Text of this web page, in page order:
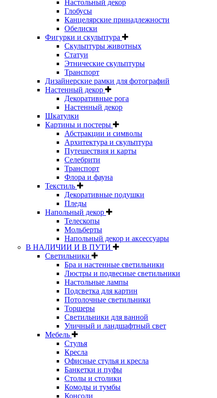
Настольный декор
Глобусы
Канцелярские принадлежности
Обелиски
Фигурки и скульптура
Скульптуры животных
Статуи
Этнические скульптуры
Транспорт
Дизайнерские рамки для фотографий
Настенный декор
Декоративные рога
Настенный декор
Шкатулки
Картины и постеры
Абстракции и символы
Архитектура и скульптура
Путешествия и карты
Селебрити
Транспорт
Флора и фауна
Текстиль
Декоративные подушки
Пледы
Напольный декор
Телескопы
Мольберты
Напольный декор и аксессуары
В НАЛИЧИИ И В ПУТИ
Светильники
Бра и настенные светильники
Люстры и подвесные светильники
Настольные лампы
Подсветка для картин
Потолочные светильники
Торшеры
Светильники для ванной
Уличный и ландшафтный свет
Мебель
Стулья
Кресла
Офисные стулья и кресла
Банкетки и пуфы
Столы и столики
Комоды и тумбы
Консоли